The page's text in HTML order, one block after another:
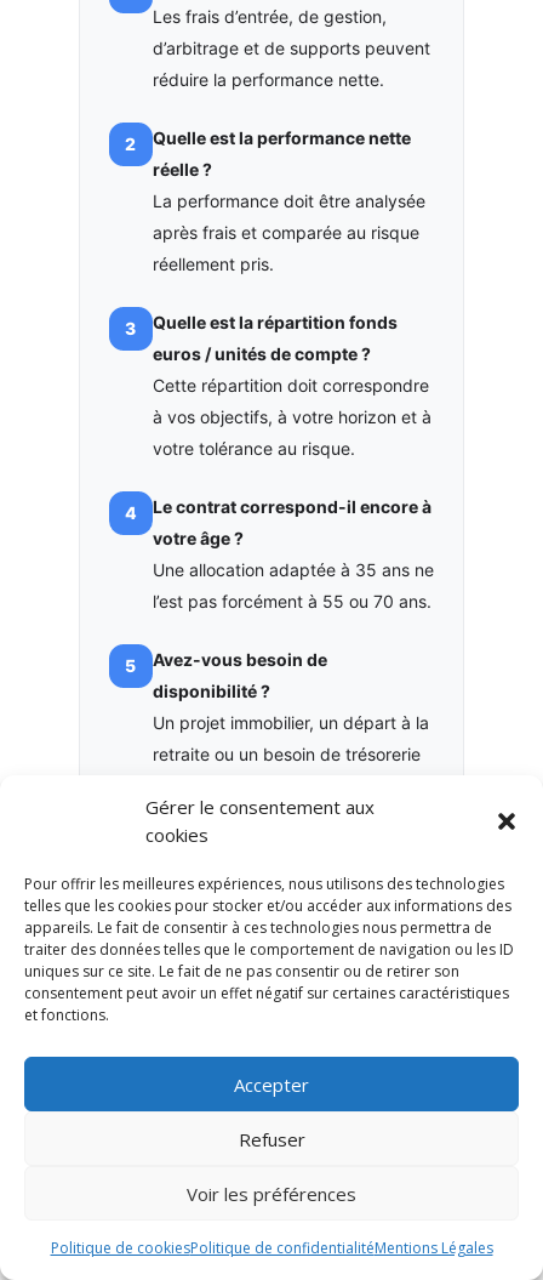
Gérer le consentement aux
cookies
Pour offrir les meilleures expériences, nous utilisons des technologies
telles que les cookies pour stocker et/ou accéder aux informations des
appareils. Le fait de consentir à ces technologies nous permettra de
traiter des données telles que le comportement de navigation ou les ID
uniques sur ce site. Le fait de ne pas consentir ou de retirer son
consentement peut avoir un effet négatif sur certaines caractéristiques
et fonctions.
Accepter
Refuser
Voir les préférences
Politique de cookiesPolitique de confidentialitéMentions Légales
Les frais d’entrée, de gestion,
d’arbitrage et de supports peuvent
réduire la performance nette.
Quelle est la performance nette
réelle ?
La performance doit être analysée
après frais et comparée au risque
réellement pris.
Quelle est la répartition fonds
euros / unités de compte ?
Cette répartition doit correspondre
à vos objectifs, à votre horizon et à
votre tolérance au risque.
Le contrat correspond-il encore à
votre âge ?
Une allocation adaptée à 35 ans ne
l’est pas forcément à 55 ou 70 ans.
Avez-vous besoin de
disponibilité ?
Un projet immobilier, un départ à la
retraite ou un besoin de trésorerie
Votre clause bénéficiaire est-elle
à jour ?
Une clause ancienne peut être
incohérente avec votre situation
familiale actuelle.
votre patrimoine global ?
L’assurance-vie doit être analysée
transmission.